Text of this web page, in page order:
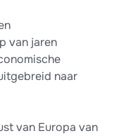
van jaren
naar
van Europa van